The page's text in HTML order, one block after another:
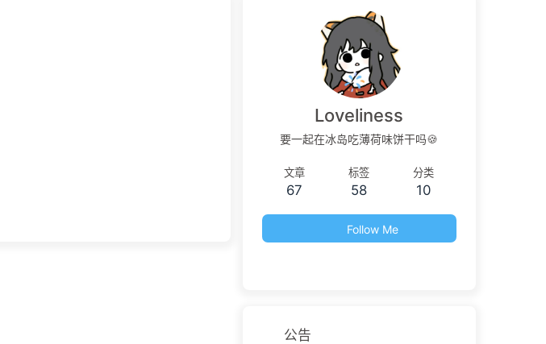
Loveliness
要一起在冰岛吃薄荷味饼干吗🍪
文章
67
标签
58
分类
10
Follow Me
公告